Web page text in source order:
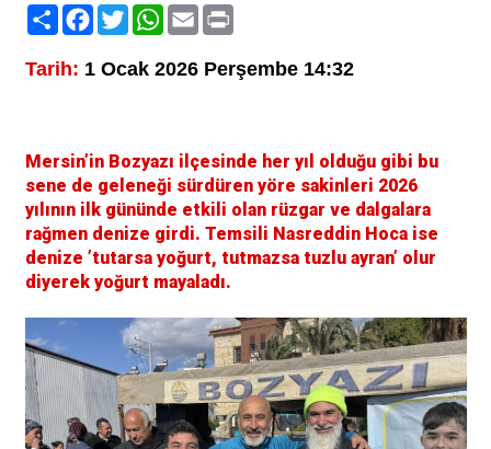
PaylaşFacebook
TwitterWhatsApp
EmailPrint
Tarih: 1 Ocak 2026 Perşembe 14:32
Mersin’in Bozyazı ilçesinde her yıl olduğu gibi bu
sene de geleneği sürdüren yöre sakinleri 2026
yılının ilk gününde etkili olan rüzgar ve dalgalara
rağmen denize girdi. Temsili Nasreddin Hoca ise
denize ’tutarsa yoğurt, tutmazsa tuzlu ayran’ olur
diyerek yoğurt mayaladı.